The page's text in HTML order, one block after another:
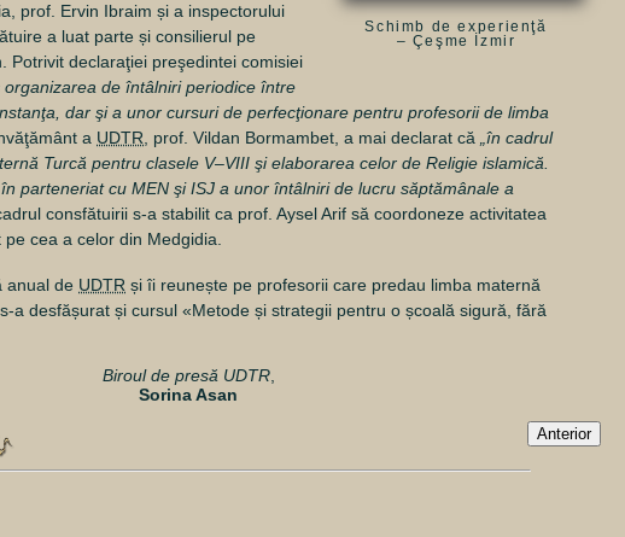
Schimb de experienţă
– Çeşme İzmir
prof. Ervin Ibraim și a inspectorului
a luat parte și consilierul pe
Potrivit declaraţiei preşedintei comisiei
organizarea de întâlniri periodice între
dar şi a unor cursuri de perfecţionare pentru profesorii de limba
a UDTR , prof. Vildan Bormambet, a mai declarat că
„în cadrul
Turcă pentru clasele V–VIII şi elaborarea celor de Religie islamică.
în parteneriat cu MEN şi ISJ a unor întâlniri de lucru săptămânale a
consfătuirii s-a stabilit ca prof. Aysel Arif să coordoneze activitatea
cea a celor din Medgidia.
anual de UDTR și îi reunește pe profesorii care predau limba maternă
desfășurat și cursul «Metode și strategii pentru o școală sigură, fără
Biroul de presă UDTR,
Sorina Asan
Anterior